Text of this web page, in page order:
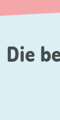
Die